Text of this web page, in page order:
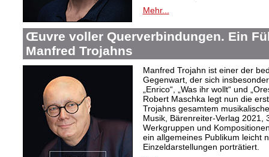
Mehr...
Œuvre voller Querverbindungen. Ein
Manfred Trojahns
Manfred Trojahn ist einer der
Gegenwart, der sich
„Enrico“, „Was ihr wollt“ und
Robert Maschka legt nun die
Trojahns gesamtem
Musik, Bärenreiter-Verlag 2021,
Werkgruppen und
ein allgemeines Publikum leicht
Einzeldarstellungen porträtiert.